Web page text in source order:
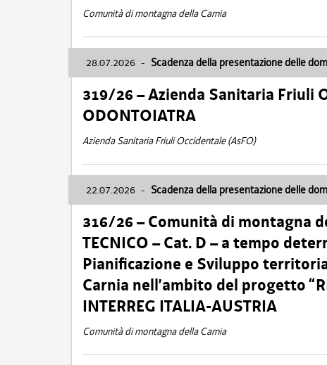
Comunità di montagna della Carnia
28.07.2026 - Scadenza della presentazione delle
319/26 – Azienda Sanitaria Friuli
ODONTOIATRA
Azienda Sanitaria Friuli Occidentale (AsFO)
22.07.2026 - Scadenza della presentazione delle
316/26 – Comunità di montagna
TECNICO – Cat. D – a tempo
Pianificazione e Sviluppo
Carnia nell’ambito del progetto
INTERREG ITALIA-AUSTRIA
Comunità di montagna della Carnia